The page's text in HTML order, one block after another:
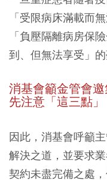
「受限病床滿載而
「負壓隔離病房保
到、但無法享受」的
消基會籲金管會
先注意「這三點」
因此，消基會呼籲
解決之道，並要求
契約未盡完備之處